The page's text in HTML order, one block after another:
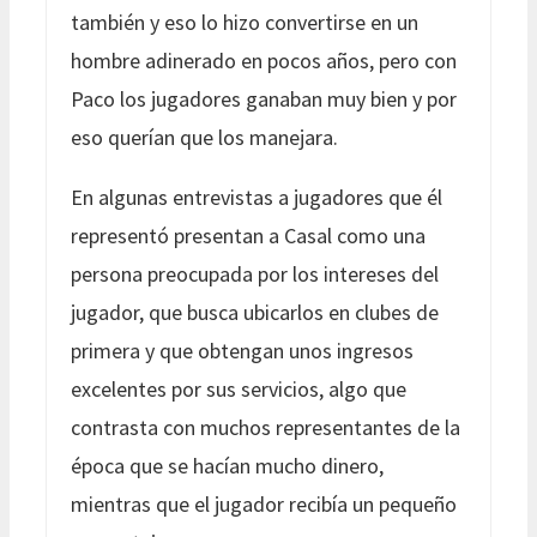
también y eso lo hizo convertirse en un
hombre adinerado en pocos años, pero con
Paco los jugadores ganaban muy bien y por
eso querían que los manejara.
En algunas entrevistas a jugadores que él
representó presentan a Casal como una
persona preocupada por los intereses del
jugador, que busca ubicarlos en clubes de
primera y que obtengan unos ingresos
excelentes por sus servicios, algo que
contrasta con muchos representantes de la
época que se hacían mucho dinero,
mientras que el jugador recibía un pequeño